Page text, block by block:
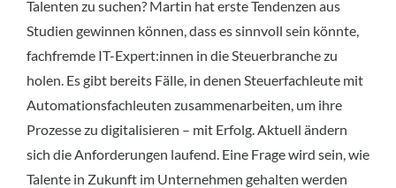
Talenten zu suchen? Martin hat erste Tendenzen aus
Studien gewinnen können, dass es sinnvoll sein könnte,
fachfremde IT-Expert:innen in die Steuerbranche zu
holen. Es gibt bereits Fälle, in denen Steuerfachleute mit
Automationsfachleuten zusammenarbeiten, um ihre
Prozesse zu digitalisieren – mit Erfolg. Aktuell ändern
sich die Anforderungen laufend. Eine Frage wird sein, wie
Talente in Zukunft im Unternehmen gehalten werden